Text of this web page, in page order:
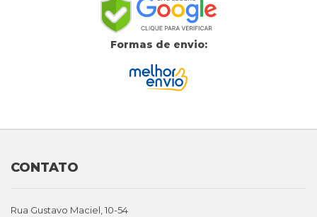
Formas de envio:
CONTATO
Rua Gustavo Maciel, 10-54